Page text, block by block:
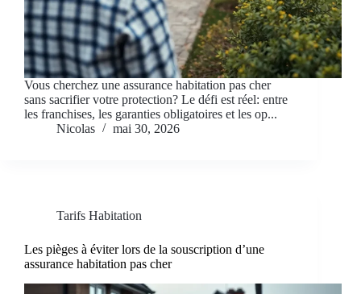
Vous cherchez une assurance habitation pas cher
sans sacrifier votre protection? Le défi est réel: entre
les franchises, les garanties obligatoires et les op...
Nicolas
mai 30, 2026
Tarifs Habitation
Les pièges à éviter lors de la souscription d’une
assurance habitation pas cher